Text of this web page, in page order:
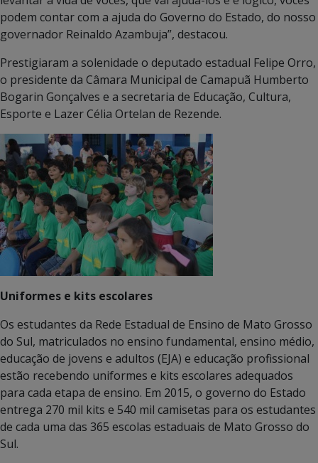
podem contar com a ajuda do Governo do Estado, do nosso
governador Reinaldo Azambuja”, destacou.
Prestigiaram a solenidade o deputado estadual Felipe Orro,
o presidente da Câmara Municipal de Camapuã Humberto
Bogarin Gonçalves e a secretaria de Educação, Cultura,
Esporte e Lazer Célia Ortelan de Rezende.
Uniformes e kits escolares
Os estudantes da Rede Estadual de Ensino de Mato Grosso
do Sul, matriculados no ensino fundamental, ensino médio,
educação de jovens e adultos (EJA) e educação profissional
estão recebendo uniformes e kits escolares adequados
para cada etapa de ensino. Em 2015, o governo do Estado
entrega 270 mil kits e 540 mil camisetas para os estudantes
de cada uma das 365 escolas estaduais de Mato Grosso do
Sul.